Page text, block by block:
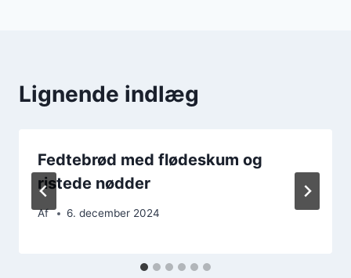
Lignende indlæg
Fedtebrød med flødeskum og
ristede nødder
Af 6. december 2024